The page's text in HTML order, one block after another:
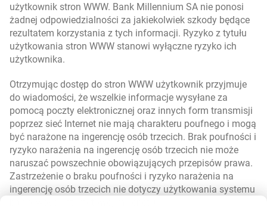
użytkownik stron WWW. Bank Millennium SA nie ponosi
żadnej odpowiedzialności za jakiekolwiek szkody będące
rezultatem korzystania z tych informacji. Ryzyko z tytułu
użytkowania stron WWW stanowi wyłączne ryzyko ich
użytkownika.
Otrzymując dostęp do stron WWW użytkownik przyjmuje
do wiadomości, że wszelkie informacje wysyłane za
pomocą poczty elektronicznej oraz innych form transmisji
poprzez sieć Internet nie mają charakteru poufnego i mogą
być narażone na ingerencję osób trzecich. Brak poufności i
ryzyko narażenia na ingerencję osób trzecich nie może
naruszać powszechnie obowiązujących przepisów prawa.
Zastrzeżenie o braku poufności i ryzyko narażenia na
ingerencję osób trzecich nie dotyczy użytkowania systemu